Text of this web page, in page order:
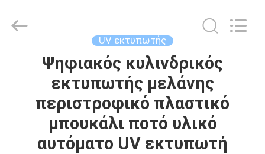
ΑΡΧΙΚΉ
ΣΕΛΊΔΑ
ΠΡΟΪΌΝΤΑ
Supplier
UV εκτυπωτής
Ψηφιακός κυλινδρικός
εκτυπωτής μελάνης
περιστροφικό πλαστικό
μπουκάλι ποτό υλικό
αυτόματο UV εκτυπωτή